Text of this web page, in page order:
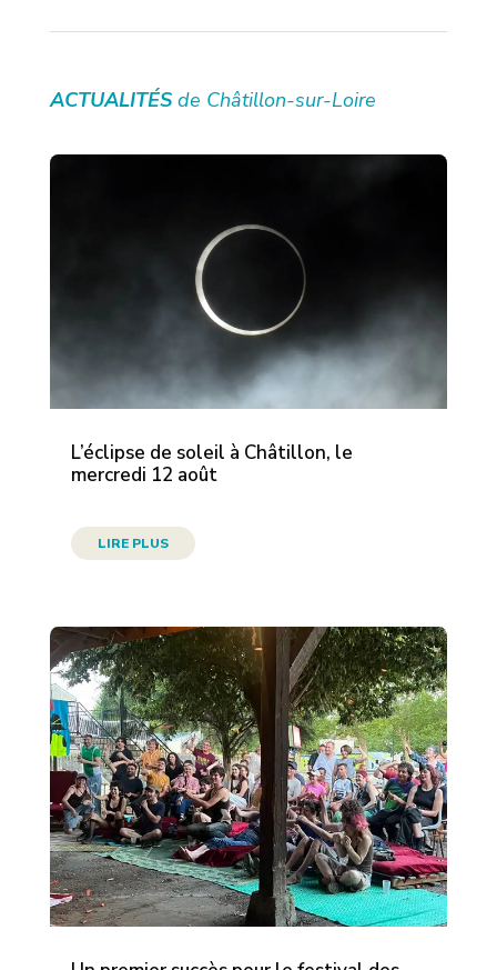
ACTUALITÉS de Châtillon-sur-Loire
L’éclipse de soleil à Châtillon, le
mercredi 12 août
LIRE PLUS